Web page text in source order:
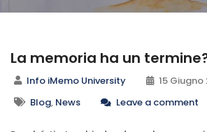
La memoria ha un
Info iMemo University
15 Giugno
Blog, News Leave a comment